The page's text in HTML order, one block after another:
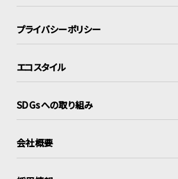
プライバシーポリシー
エコスタイル
SDGsへの取り組み
会社概要